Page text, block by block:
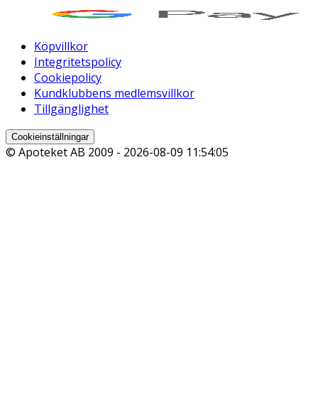
Köpvillkor
Integritetspolicy
Cookiepolicy
Kundklubbens medlemsvillkor
Tillgänglighet
Cookieinställningar
© Apoteket AB 2009 - 2026-08-09 11:54:05